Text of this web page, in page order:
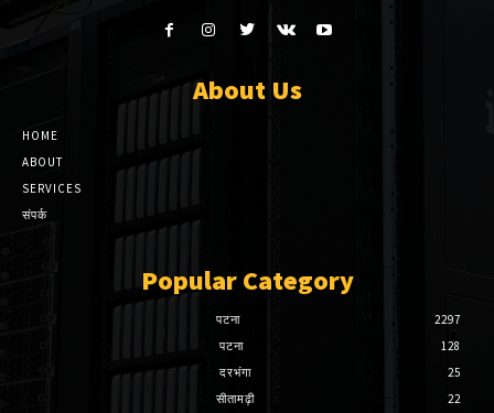
About Us
HOME
ABOUT
SERVICES
संपर्क
Popular Category
पटना
2297
पटना
128
दरभंगा
25
सीतामढ़ी
22